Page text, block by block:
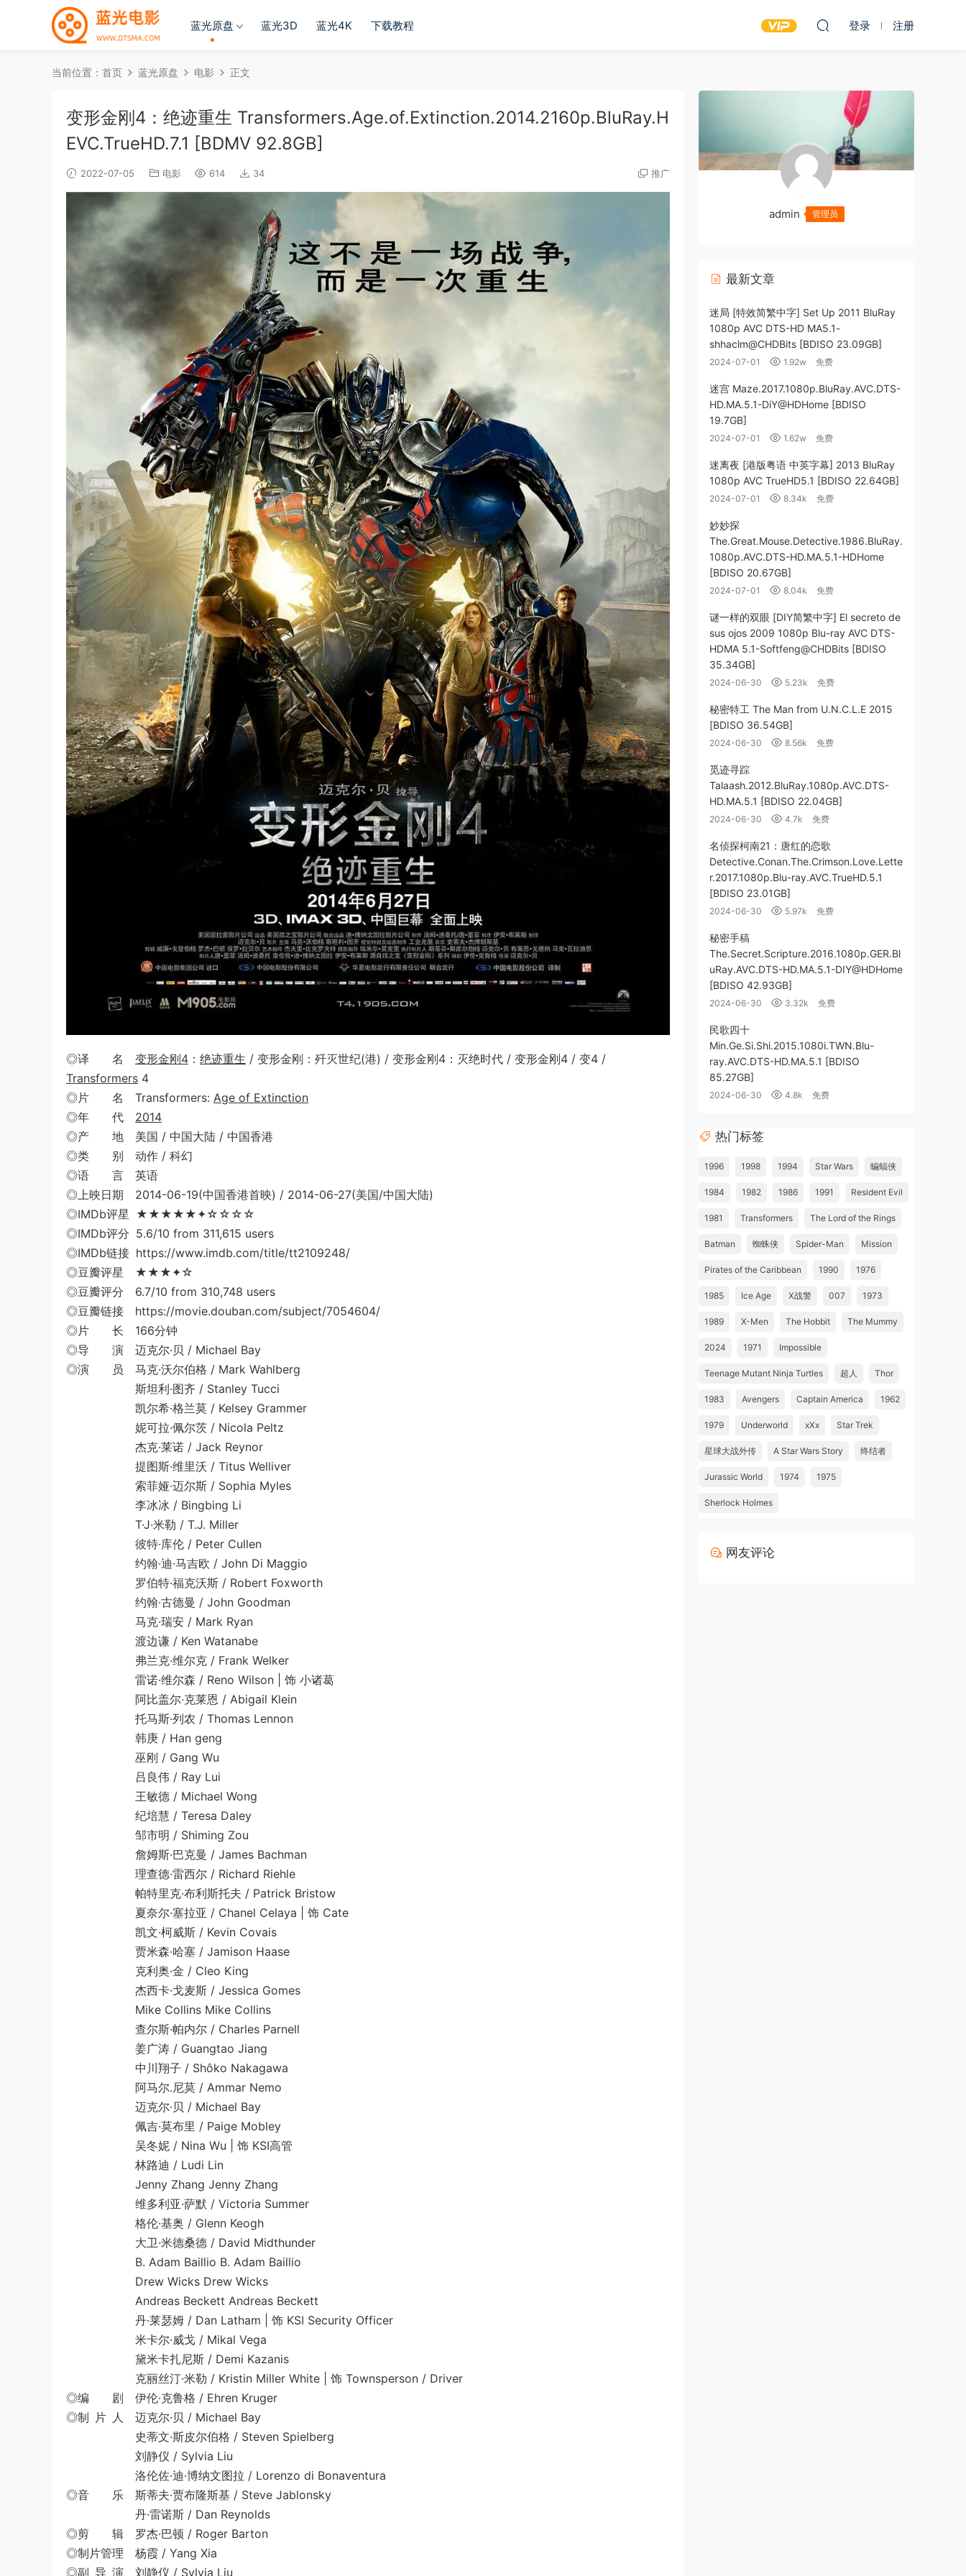
蓝光原盘 蓝光3D 蓝光4K 下载教程 登录 注册
当前位置： 首页 蓝光原盘 电影 正文
变形金刚4：绝迹重生 Transformers.Age.of.Extinction.2014.2160p.BluRay.H
EVC.TrueHD.7.1 [BDMV 92.8GB]
2022-07-05 电影 614 34 推广
◎译 名 变形金刚4 ： 绝迹重生 / 变形金刚：歼灭世纪(港) / 变形金刚4：灭绝时代 / 变形金刚4 / 变4 /
Transformers 4
◎片 名 Transformers: Age of Extinction
◎年 代 2014
◎产 地 美国 / 中国大陆 / 中国香港
◎类 别 动作 / 科幻
◎语 言 英语
◎上映日期 2014-06-19(中国香港首映) / 2014-06-27(美国/中国大陆)
◎IMDb评星 ★★★★★✦☆☆☆☆
◎IMDb评分 5.6/10 from 311,615 users
◎IMDb链接 https://www.imdb.com/title/tt2109248/
◎豆瓣评星 ★★★✦☆
◎豆瓣评分 6.7/10 from 310,748 users
◎豆瓣链接 https://movie.douban.com/subject/7054604/
◎片 长 166分钟
◎导 演 迈克尔·贝 / Michael Bay
◎演 员 马克·沃尔伯格 / Mark Wahlberg
斯坦利·图齐 / Stanley Tucci
凯尔希·格兰莫 / Kelsey Grammer
妮可拉·佩尔茨 / Nicola Peltz
杰克·莱诺 / Jack Reynor
提图斯·维里沃 / Titus Welliver
索菲娅·迈尔斯 / Sophia Myles
李冰冰 / Bingbing Li
T·J·米勒 / T.J. Miller
彼特·库伦 / Peter Cullen
约翰·迪·马吉欧 / John Di Maggio
罗伯特·福克沃斯 / Robert Foxworth
约翰·古德曼 / John Goodman
马克·瑞安 / Mark Ryan
渡边谦 / Ken Watanabe
弗兰克·维尔克 / Frank Welker
雷诺·维尔森 / Reno Wilson | 饰 小诸葛
阿比盖尔·克莱恩 / Abigail Klein
托马斯·列农 / Thomas Lennon
韩庚 / Han geng
巫刚 / Gang Wu
吕良伟 / Ray Lui
王敏德 / Michael Wong
纪培慧 / Teresa Daley
邹市明 / Shiming Zou
詹姆斯·巴克曼 / James Bachman
理查德·雷西尔 / Richard Riehle
帕特里克·布利斯托夫 / Patrick Bristow
夏奈尔·塞拉亚 / Chanel Celaya | 饰 Cate
凯文·柯威斯 / Kevin Covais
贾米森·哈塞 / Jamison Haase
克利奥·金 / Cleo King
杰西卡·戈麦斯 / Jessica Gomes
Mike Collins Mike Collins
查尔斯·帕内尔 / Charles Parnell
姜广涛 / Guangtao Jiang
中川翔子 / Shôko Nakagawa
阿马尔.尼莫 / Ammar Nemo
迈克尔·贝 / Michael Bay
佩吉·莫布里 / Paige Mobley
吴冬妮 / Nina Wu | 饰 KSI高管
林路迪 / Ludi Lin
Jenny Zhang Jenny Zhang
维多利亚·萨默 / Victoria Summer
格伦·基奥 / Glenn Keogh
大卫·米德桑德 / David Midthunder
B. Adam Baillio B. Adam Baillio
Drew Wicks Drew Wicks
Andreas Beckett Andreas Beckett
丹·莱瑟姆 / Dan Latham | 饰 KSI Security Officer
米卡尔·威戈 / Mikal Vega
黛米卡扎尼斯 / Demi Kazanis
克丽丝汀·米勒 / Kristin Miller White | 饰 Townsperson / Driver
◎编 剧 伊伦·克鲁格 / Ehren Kruger
◎制 片 人 迈克尔·贝 / Michael Bay
史蒂文·斯皮尔伯格 / Steven Spielberg
刘静仪 / Sylvia Liu
洛伦佐·迪·博纳文图拉 / Lorenzo di Bonaventura
◎音 乐 斯蒂夫·贾布隆斯基 / Steve Jablonsky
丹·雷诺斯 / Dan Reynolds
◎剪 辑 罗杰·巴顿 / Roger Barton
◎制片管理 杨霞 / Yang Xia
◎副 导 演 刘静仪 / Sylvia Liu
admin 管理员
最新文章
迷局 [特效简繁中字] Set Up 2011 BluRay
1080p AVC DTS-HD MA5.1-
shhaclm@CHDBits [BDISO 23.09GB]
2024-07-01 1.92w 免费
迷宫 Maze.2017.1080p.BluRay.AVC.DTS-
HD.MA.5.1-DiY@HDHome [BDISO
19.7GB]
2024-07-01 1.62w 免费
迷离夜 [港版粤语 中英字幕] 2013 BluRay
1080p AVC TrueHD5.1 [BDISO 22.64GB]
2024-07-01 8.34k 免费
妙妙探
The.Great.Mouse.Detective.1986.BluRay.
1080p.AVC.DTS-HD.MA.5.1-HDHome
[BDISO 20.67GB]
2024-07-01 8.04k 免费
谜一样的双眼 [DIY简繁中字] El secreto de
sus ojos 2009 1080p Blu-ray AVC DTS-
HDMA 5.1-Softfeng@CHDBits [BDISO
35.34GB]
2024-06-30 5.23k 免费
秘密特工 The Man from U.N.C.L.E 2015
[BDISO 36.54GB]
2024-06-30 8.56k 免费
觅迹寻踪
Talaash.2012.BluRay.1080p.AVC.DTS-
HD.MA.5.1 [BDISO 22.04GB]
2024-06-30 4.7k 免费
名侦探柯南21：唐红的恋歌
Detective.Conan.The.Crimson.Love.Lette
r.2017.1080p.Blu-ray.AVC.TrueHD.5.1
[BDISO 23.01GB]
2024-06-30 5.97k 免费
秘密手稿
The.Secret.Scripture.2016.1080p.GER.Bl
uRay.AVC.DTS-HD.MA.5.1-DIY@HDHome
[BDISO 42.93GB]
2024-06-30 3.32k 免费
民歌四十
Min.Ge.Si.Shi.2015.1080i.TWN.Blu-
ray.AVC.DTS-HD.MA.5.1 [BDISO
85.27GB]
2024-06-30 4.8k 免费
热门标签
1996 1998 1994 Star Wars 蝙蝠侠
1984 1982 1986 1991 Resident Evil
1981 Transformers The Lord of the Rings
Batman 蜘蛛侠 Spider-Man Mission
Pirates of the Caribbean 1990 1976
1985 Ice Age X战警 007 1973
1989 X-Men The Hobbit The Mummy
2024 1971 Impossible
Teenage Mutant Ninja Turtles 超人 Thor
1983 Avengers Captain America 1962
1979 Underworld xXx Star Trek
星球大战外传 A Star Wars Story 终结者
Jurassic World 1974 1975
Sherlock Holmes
网友评论